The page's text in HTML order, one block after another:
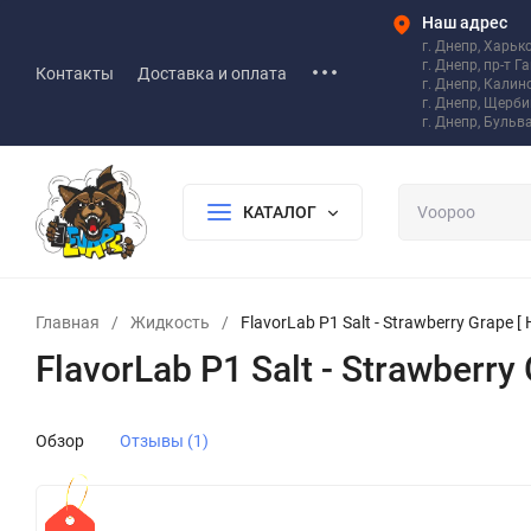
Контакты Доставка и оплата
Наш адрес
г. Днепр,
г. Днепр, пр-т
г. Днепр,
г. Днепр,
г. Днепр,
КАТАЛОГ
Главная / Жидкость / FlavorLab P1 Salt - Strawberry Grape [
FlavorLab P1 Salt - Strawberry
Обзор Отзывы (1)